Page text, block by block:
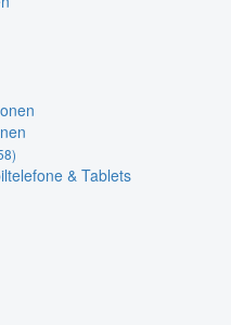
& Tablets